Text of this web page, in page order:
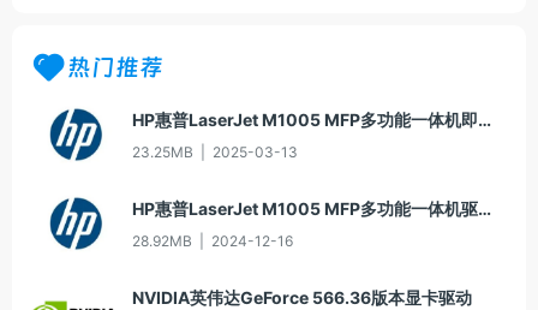
热门推荐
HP惠普LaserJet M1005 MFP多功能一体机即插即用驱动20070326版For Win7
23.25MB 2025-03-13
HP惠普LaserJet M1005 MFP多功能一体机驱动20060913版For Win2000/XP
28.92MB 2024-12-16
NVIDIA英伟达GeForce 566.36版本显卡驱动